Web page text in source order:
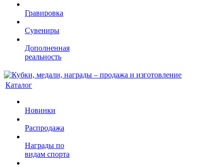
Гравировка
Сувениры
Дополненная
реальность
Каталог
Новинки
Распродажа
Награды по
видам спорта